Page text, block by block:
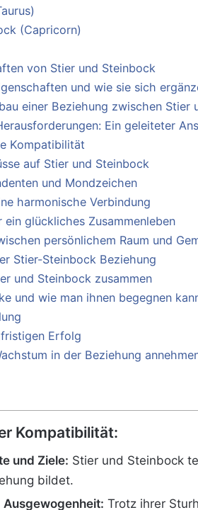
(Capricorn)
von Stier und Steinbock
und wie sie sich
einer Beziehung zwischen Stier
Ein geleiteter
Kompatibilität
auf Stier und Steinbock
und Mondzeichen
harmonische Verbindung
glückliches Zusammenleben
persönlichem Raum und
Stier-Steinbock Beziehung
und Steinbock zusammen
und wie man ihnen begegnen
Erfolg
in der Beziehung
Kompatibilität:
und Ziele: Stier und Steinbock
bildet.
Trotz ihrer